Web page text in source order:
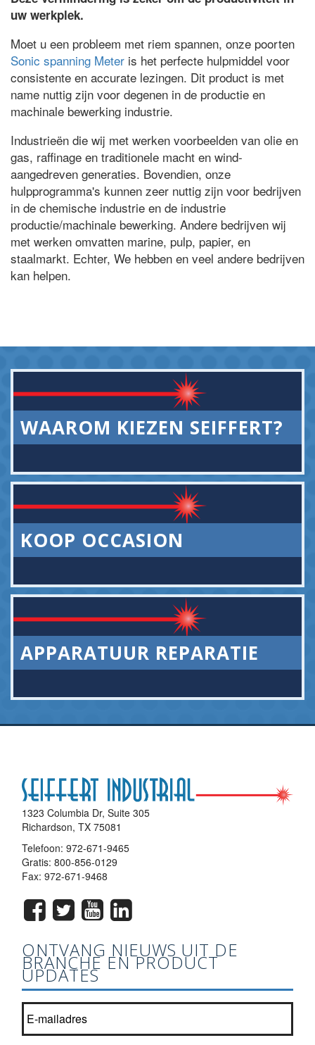
uw werkplek.
Moet u een probleem met riem spannen, onze poorten
Sonic spanning Meter is het perfecte hulpmiddel voor
consistente en accurate lezingen. Dit product is met
name nuttig zijn voor degenen in de productie en
machinale bewerking industrie.
Industrieën die wij met werken voorbeelden van olie en
gas, raffinage en traditionele macht en wind-
aangedreven generaties. Bovendien, onze
hulpprogramma's kunnen zeer nuttig zijn voor bedrijven
in de chemische industrie en de industrie
productie/machinale bewerking. Andere bedrijven wij
met werken omvatten marine, pulp, papier, en
staalmarkt. Echter, We hebben en veel andere bedrijven
kan helpen.
WAAROM KIEZEN SEIFFERT?
KOOP OCCASION
APPARATUUR REPARATIE
1323 Columbia Dr, Suite 305
Richardson, TX 75081
Telefoon: 972-671-9465
Gratis: 800-856-0129
Fax: 972-671-9468
ONTVANG NIEUWS UIT DE
BRANCHE EN PRODUCT
UPDATES
Word lid van onze nieuwsbrief lijst? *